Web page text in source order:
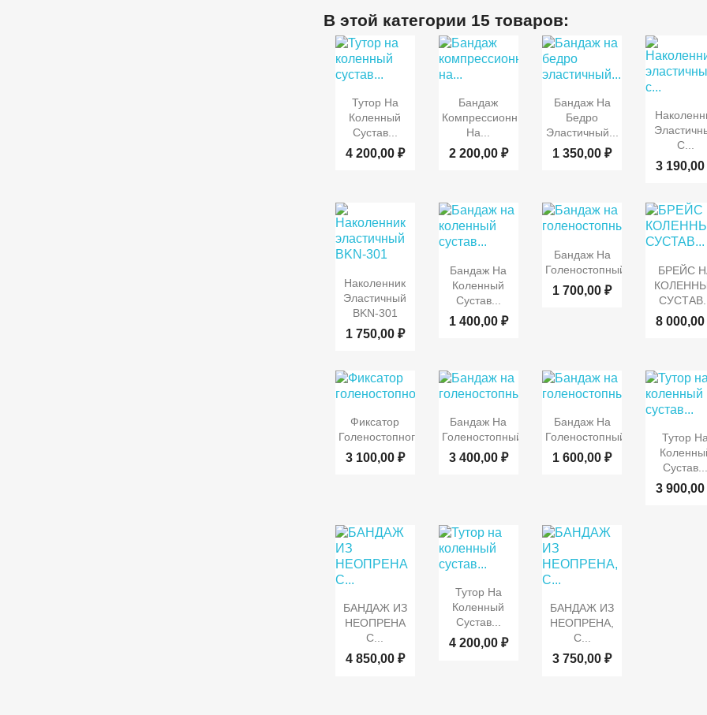
В этой категории 15 товаров:
 Быстрый
просмотр
Тутор На
Коленный
Сустав...
4 200,00 ₽
Быстрый
просмотр
Бандаж
Компрессионный
На...
2 200,00 ₽
 Быстрый
просмотр
Бандаж На
Бедро
Эластичный...
1 350,00 ₽

С...
3 190,00
 Быстрый
просмотр
Наколенник
Эластичный
BKN-301
1 750,00 ₽
 Быстрый
просмотр
Бандаж На
Коленный
Сустав...
1 400,00 ₽
 Быстрый
просмотр
Бандаж На
Голеностопный...
1 700,00 ₽

БРЕЙС
8 000,00
 Быстрый
просмотр
Фиксатор
Голеностопного...
3 100,00 ₽
 Быстрый
просмотр
Бандаж На
Голеностопный...
3 400,00 ₽
 Быстрый
просмотр
Бандаж На
Голеностопный...
1 600,00 ₽
Тутор
3 900,00
 Быстрый
просмотр
БАНДАЖ ИЗ
НЕОПРЕНА
С...
4 850,00 ₽
 Быстрый
просмотр
Тутор На
Коленный
Сустав...
4 200,00 ₽
 Быстрый
просмотр
БАНДАЖ ИЗ
НЕОПРЕНА,
С...
3 750,00 ₽